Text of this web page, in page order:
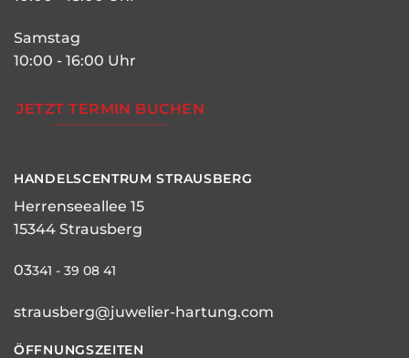
Samstag
10:00 - 16:00 Uhr
JETZT TERMIN BUCHEN
HANDELSCENTRUM STRAUSBERG
Herrenseeallee 15
15344 Strausberg
03341 - 39 08 41
strausberg@juwelier-hartung.com
ÖFFNUNGSZEITEN